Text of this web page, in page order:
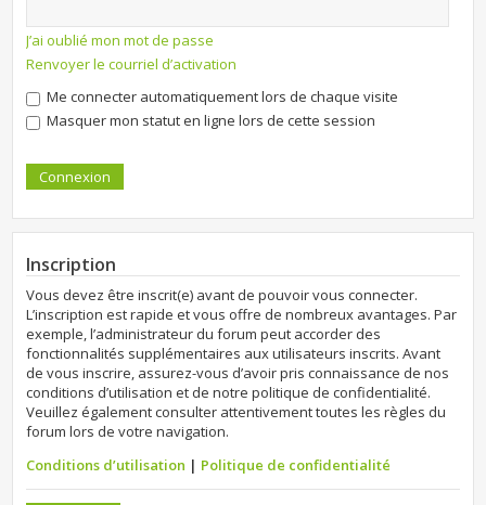
J’ai oublié mon mot de passe
Renvoyer le courriel d’activation
Me connecter automatiquement lors de chaque visite
Masquer mon statut en ligne lors de cette session
Inscription
Vous devez être inscrit(e) avant de pouvoir vous connecter.
L’inscription est rapide et vous offre de nombreux avantages. Par
exemple, l’administrateur du forum peut accorder des
fonctionnalités supplémentaires aux utilisateurs inscrits. Avant
de vous inscrire, assurez-vous d’avoir pris connaissance de nos
conditions d’utilisation et de notre politique de confidentialité.
Veuillez également consulter attentivement toutes les règles du
forum lors de votre navigation.
Conditions d’utilisation | Politique de confidentialité